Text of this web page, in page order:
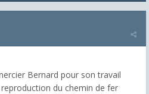
Bernard pour son travail
du chemin de fer